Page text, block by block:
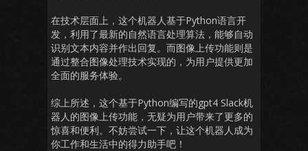
在技术层面上，这个机器人基于Python语言开
发，利用了最新的自然语言处理算法，能够自动
识别文本内容并作出回复。而图像上传功能则是
通过整合图像处理技术实现的，为用户提供更加
全面的服务体验。
综上所述，这个基于Python编写的gpt4 Slack机
器人的图像上传功能，无疑为用户带来了更多的
惊喜和便利。不妨尝试一下，让这个机器人成为
你工作和生活中的得力助手吧！